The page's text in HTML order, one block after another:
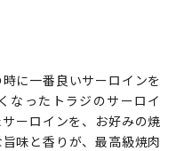
に一番良いサーロインを
なったトラジのサーロイ
ーロインを、お好みの焼
味と香りが、最高級焼肉